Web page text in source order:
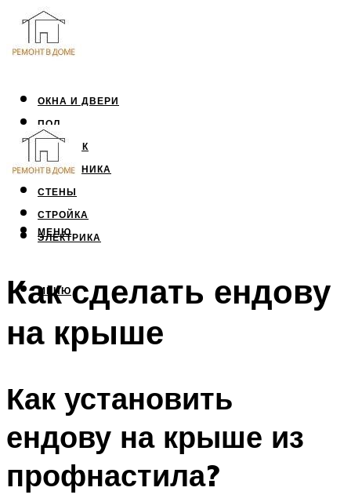
ОКНА И ДВЕРИ
ПОЛ
ПОТОЛОК
САНТЕХНИКА
СТЕНЫ
СТРОЙКА
ЭЛЕКТРИКА
МЕНЮ
МЕНЮ
Как сделать ендову
на крыше
Как установить
ендову на крыше из
профнастила?